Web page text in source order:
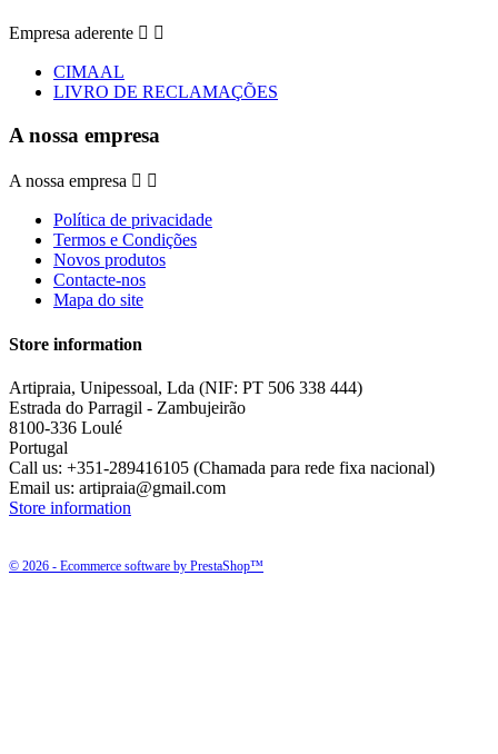
Empresa aderente  
CIMAAL
LIVRO DE RECLAMAÇÕES
A nossa empresa
A nossa empresa  
Política de privacidade
Termos e Condições
Novos produtos
Contacte-nos
Mapa do site
Store information
Artipraia, Unipessoal, Lda (NIF: PT 506 338 444)
Estrada do Parragil - Zambujeirão
8100-336 Loulé
Portugal
Call us: +351-289416105 (Chamada para rede fixa nacional)
Email us: artipraia@gmail.com
Store information
© 2026 - Ecommerce software by PrestaShop™